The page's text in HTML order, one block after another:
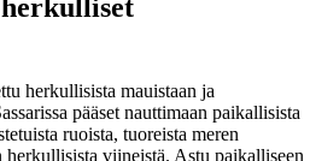
herkullisista mauistaan ja
pääset nauttimaan paikallisista
ruoista, tuoreista meren
viineistä. Astu paikalliseen